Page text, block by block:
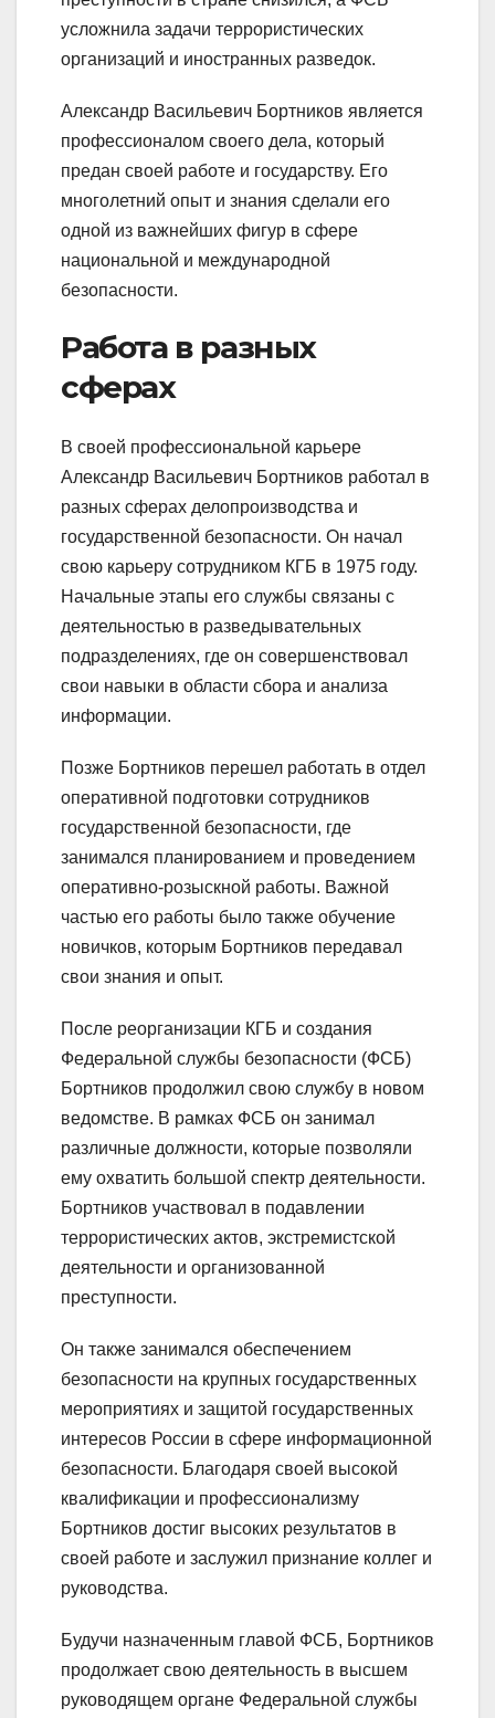
усложнила задачи террористических
организаций и иностранных разведок.
Александр Васильевич Бортников является
профессионалом своего дела, который
предан своей работе и государству. Его
многолетний опыт и знания сделали его
одной из важнейших фигур в сфере
национальной и международной
безопасности.
Работа в разных
сферах
В своей профессиональной карьере
Александр Васильевич Бортников работал в
разных сферах делопроизводства и
государственной безопасности. Он начал
свою карьеру сотрудником КГБ в 1975 году.
Начальные этапы его службы связаны с
деятельностью в разведывательных
подразделениях, где он совершенствовал
свои навыки в области сбора и анализа
информации.
Позже Бортников перешел работать в отдел
оперативной подготовки сотрудников
государственной безопасности, где
занимался планированием и проведением
оперативно-розыскной работы. Важной
частью его работы было также обучение
новичков, которым Бортников передавал
свои знания и опыт.
После реорганизации КГБ и создания
Федеральной службы безопасности (ФСБ)
Бортников продолжил свою службу в новом
ведомстве. В рамках ФСБ он занимал
различные должности, которые позволяли
ему охватить большой спектр деятельности.
Бортников участвовал в подавлении
террористических актов, экстремистской
деятельности и организованной
преступности.
Он также занимался обеспечением
безопасности на крупных государственных
мероприятиях и защитой государственных
интересов России в сфере информационной
безопасности. Благодаря своей высокой
квалификации и профессионализму
Бортников достиг высоких результатов в
своей работе и заслужил признание коллег и
руководства.
Будучи назначенным главой ФСБ, Бортников
продолжает свою деятельность в высшем
руководящем органе Федеральной службы